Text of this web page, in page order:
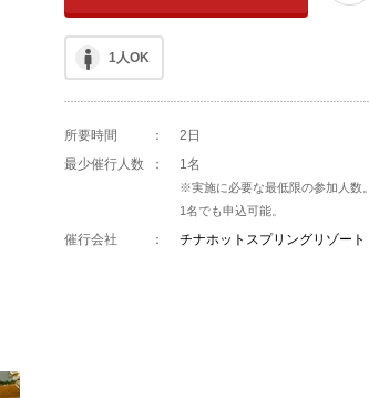
1人OK
所要時間 ：
2日
最少催行人数
： 1名
※実施に必要な最低限の参加人数。
1名でも申込可能。
催行会社 ： チナホットスプリングリゾート